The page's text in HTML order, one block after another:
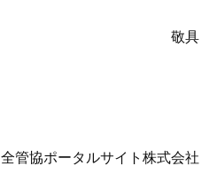
敬具
全管協ポータルサイト株式会社